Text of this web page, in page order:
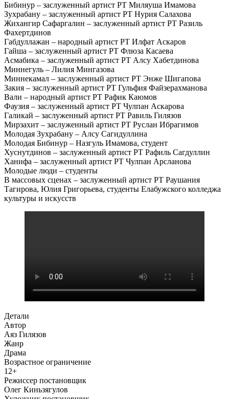
Бибинур – заслуженный артист РТ Миляуша Имамова
Зухрабану – заслуженный артист РТ Нурия Салахова
Жихангир Сафаргалин – заслуженный артист РТ Разиль
Фахертдинов
Габдуллажан – народный артист РТ Илфат Аскаров
Гайша – заслуженный артист РТ Флюза Касаева
Асмабика – заслуженный артист РТ Алсу Хабетдинова
Миннегуль – Лилия Мингазова
Миннекамал – заслуженный артист РТ Энже Шигапова
Закия – заслуженный артист РТ Гульфия Файзерахманова
Вали – народный артист РТ Рафик Каюмов
Фаузия – заслуженный артист РТ Чулпан Аскарова
Галикай – заслуженный артист РТ Равиль Гилязов
Мирзахит – заслуженный артист РТ Руслан Ибрагимов
Молодая Зухрабану – Алсу Сагидуллина
Молодая Бибинур – Назгуль Имамова, студент
Хуснутдинов – заслуженный артист РТ Рафиль Сагдуллин
Ханифа – заслуженный артист РТ Чулпан Арсланова
Молодые люди – студенты
В массовых сценах – заслуженный артист РТ Раушания
Тагирова, Юлия Григорьева, студенты Елабужского колледжа
культуры и искусств
Детали
Автор
Аяз Гилязов
Жанр
Драма
Возрастное ограничение
12+
Режиссер постановщик
Олег Киньзягулов